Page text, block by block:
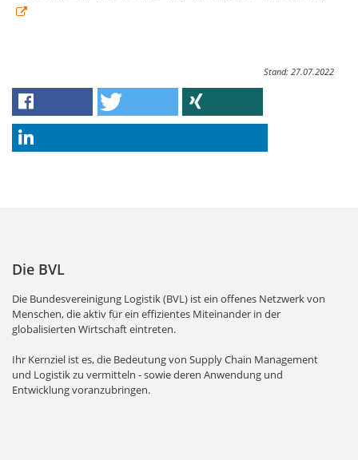
Stand: 27.07.2022
Die BVL
Die Bundesvereinigung Logistik (BVL) ist ein offenes Netzwerk von
Menschen, die aktiv für ein effizientes Miteinander in der
globalisierten Wirtschaft eintreten.
Ihr Kernziel ist es, die Bedeutung von Supply Chain Management
und Logistik zu vermitteln - sowie deren Anwendung und
Entwicklung voranzubringen.